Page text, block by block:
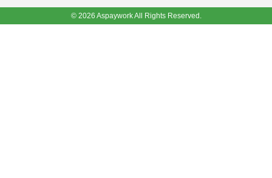
© 2026 Aspaywork All Rights Reserved.